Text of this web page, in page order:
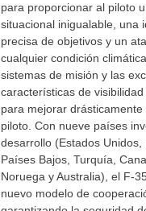
para proporcionar al piloto
situacional inigualable, una
precisa de objetivos y un
cualquier condición
sistemas de misión y las
características de
para mejorar
piloto. Con nueve países
desarrollo (Estados Unidos,
Países Bajos, Turquía,
Noruega y Australia), el F-
nuevo modelo de